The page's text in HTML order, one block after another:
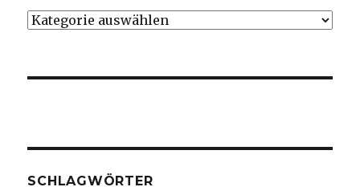
Kategorien
SCHLAGWÖRTER